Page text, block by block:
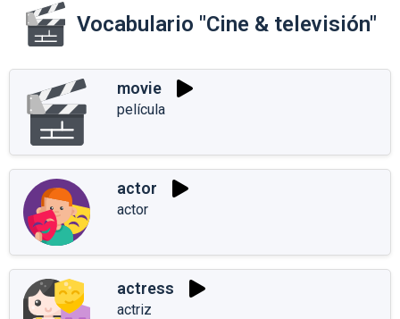
Vocabulario "Cine & televisión"
movie
película
actor
actor
actress
actriz